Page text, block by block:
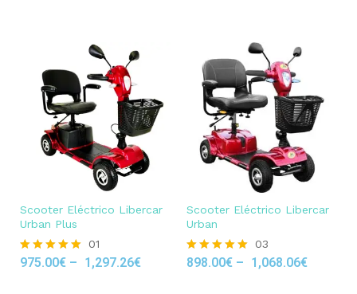
Scooter Eléctrico Libercar
Urban Plus
Rated
01
975.00€ – 1,297.26€
Scooter Eléctrico Libercar
Urban
Rated
03
898.00€ – 1,068.06€